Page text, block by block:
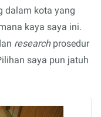
dalam kota yang
kaya saya ini.
researchprosedur
saya pun jatuh